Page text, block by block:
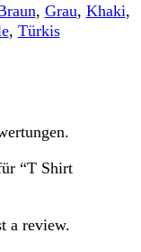
, Grau, Khaki,
, Türkis
“T Shirt
a review.